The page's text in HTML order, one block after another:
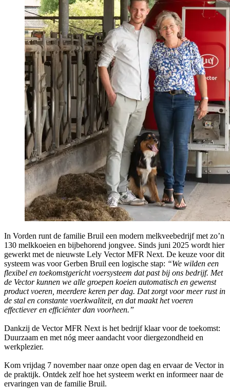
In Vorden runt de familie Bruil een modern melkveebedrijf met zo’n
130 melkkoeien en bijbehorend jongvee. Sinds juni 2025 wordt hier
gewerkt met de nieuwste Lely Vector MFR Next. De keuze voor dit
systeem was voor Gerben Bruil een logische stap: “We wilden een
flexibel en toekomstgericht voersysteem dat past bij ons bedrijf. Met
de Vector kunnen we alle groepen koeien automatisch en gewenst
product voeren, meerdere keren per dag. Dat zorgt voor meer rust in
de stal en constante voerkwaliteit, en dat maakt het voeren
effectiever en efficiënter dan voorheen.”
Dankzij de Vector MFR Next is het bedrijf klaar voor de toekomst:
Duurzaam en met nóg meer aandacht voor diergezondheid en
werkplezier.
Kom vrijdag 7 november naar onze open dag en ervaar de Vector in
de praktijk. Ontdek zelf hoe het systeem werkt en informeer naar de
ervaringen van de familie Bruil.